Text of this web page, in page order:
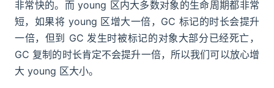
非常快的。而 young 区内大多数对象的生命周期都非常
短，如果将 young 区增大一倍，GC 标记的时长会提升
一倍，但到 GC 发生时被标记的对象大部分已经死亡，
GC 复制的时长肯定不会提升一倍，所以我们可以放心增
大 young 区大小。